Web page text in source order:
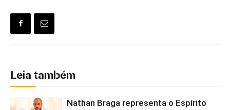
Leia também
Nathan Braga representa o Espírito